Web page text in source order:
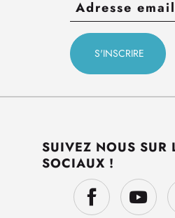
SUIVEZ NOUS SUR
SOCIAUX !